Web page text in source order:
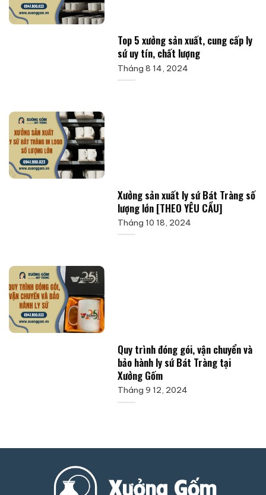
Top 5 xưởng sản xuất, cung cấp ly
sứ uy tín, chất lượng
Tháng 8 14, 2024
Xưởng sản xuất ly sứ Bát Tràng số
lượng lớn [THEO YÊU CẦU]
Tháng 10 18, 2024
Quy trình đóng gói, vận chuyển và
bảo hành ly sứ Bát Tràng tại
Xưởng Gốm
Tháng 9 12, 2024